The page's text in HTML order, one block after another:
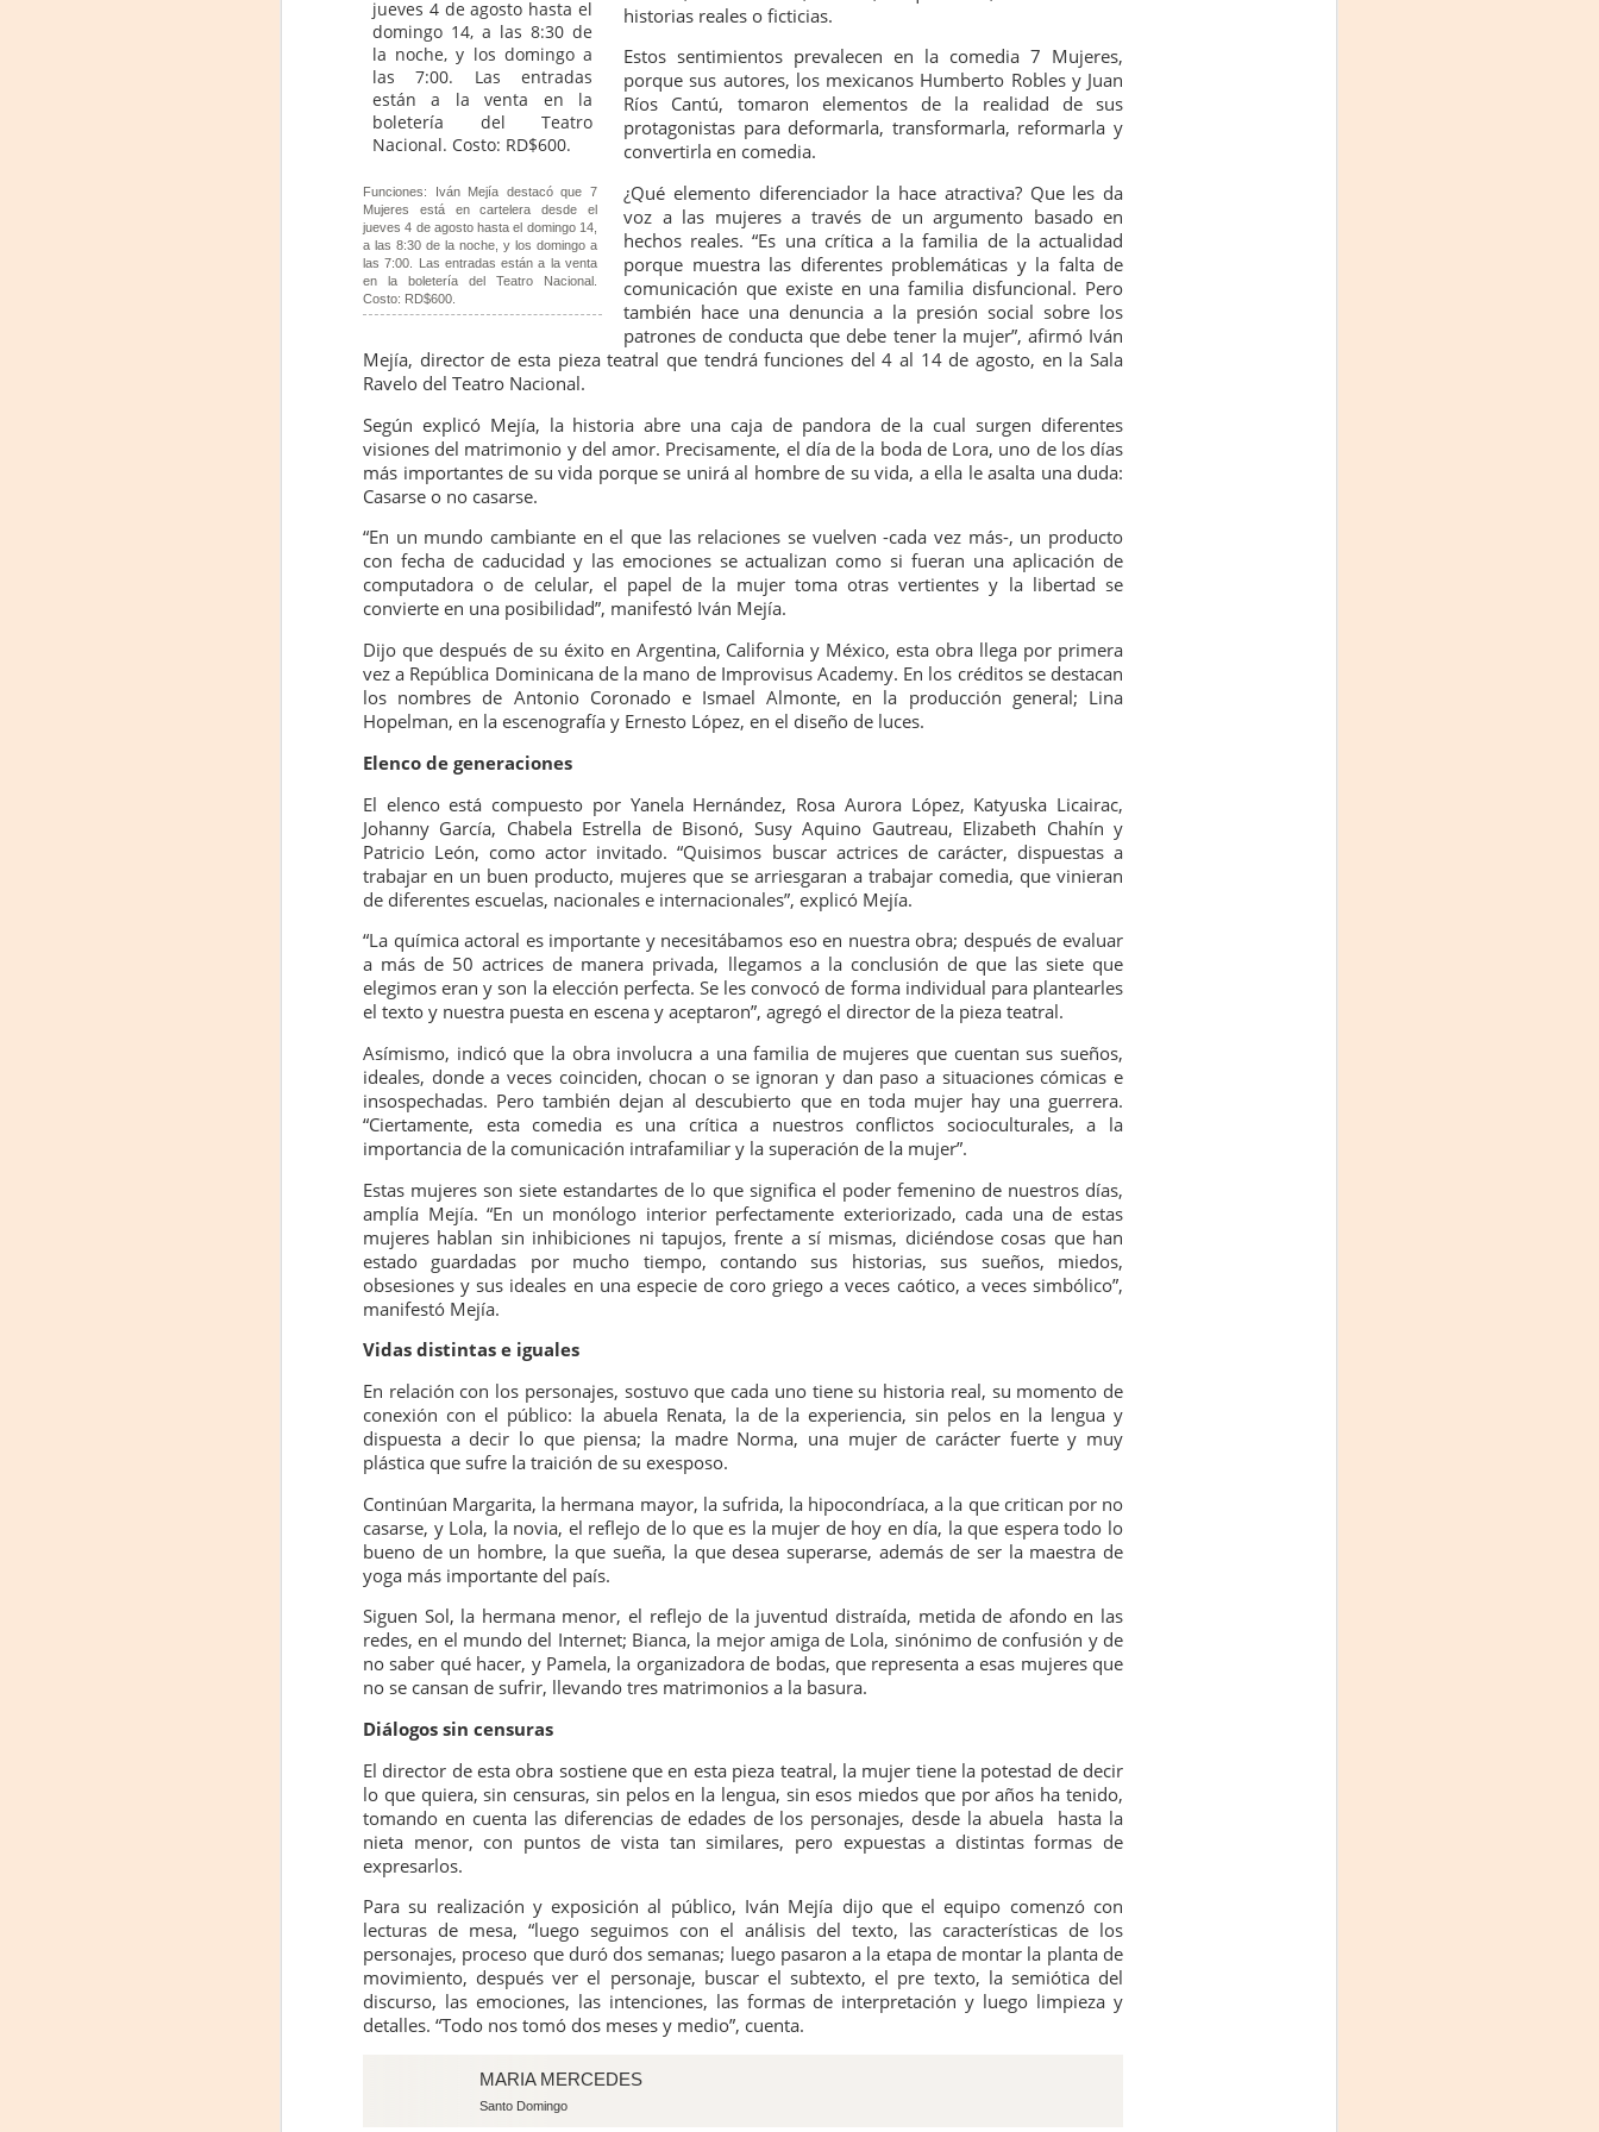
Funciones: Iván Mejía destacó que 7
Mujeres está en cartelera desde el
jueves 4 de agosto hasta el domingo 14,
a las 8:30 de la noche, y los domingo a
las 7:00. Las entradas están a la venta
en la boletería del Teatro Nacional.
Costo: RD$600.
historias reales o ficticias.
Estos sentimientos prevalecen en la comedia 7 Mujeres,
porque sus autores, los mexicanos Humberto Robles y Juan
Ríos Cantú, tomaron elementos de la realidad de sus
protagonistas para deformarla, transformarla, reformarla y
convertirla en comedia.
¿Qué elemento diferenciador la hace atractiva? Que les da
voz a las mujeres a través de un argumento basado en
hechos reales. “Es una crítica a la familia de la actualidad
porque muestra las diferentes problemáticas y la falta de
comunicación que existe en una familia disfuncional. Pero
también hace una denuncia a la presión social sobre los
patrones de conducta que debe tener la mujer”, afirmó Iván
Mejía, director de esta pieza teatral que tendrá funciones del 4 al 14 de agosto, en la Sala
Ravelo del Teatro Nacional.
Según explicó Mejía, la historia abre una caja de pandora de la cual surgen diferentes
visiones del matrimonio y del amor. Precisamente, el día de la boda de Lora, uno de los días
más importantes de su vida porque se unirá al hombre de su vida, a ella le asalta una duda:
Casarse o no casarse.
“En un mundo cambiante en el que las relaciones se vuelven -cada vez más-, un producto
con fecha de caducidad y las emociones se actualizan como si fueran una aplicación de
computadora o de celular, el papel de la mujer toma otras vertientes y la libertad se
convierte en una posibilidad”, manifestó Iván Mejía.
Dijo que después de su éxito en Argentina, California y México, esta obra llega por primera
vez a República Dominicana de la mano de Improvisus Academy. En los créditos se destacan
los nombres de Antonio Coronado e Ismael Almonte, en la producción general; Lina
Hopelman, en la escenografía y Ernesto López, en el diseño de luces.
Elenco de generaciones
El elenco está compuesto por Yanela Hernández, Rosa Aurora López, Katyuska Licairac,
Johanny García, Chabela Estrella de Bisonó, Susy Aquino Gautreau, Elizabeth Chahín y
Patricio León, como actor invitado. “Quisimos buscar actrices de carácter, dispuestas a
trabajar en un buen producto, mujeres que se arriesgaran a trabajar comedia, que vinieran
de diferentes escuelas, nacionales e internacionales”, explicó Mejía.
“La química actoral es importante y necesitábamos eso en nuestra obra; después de evaluar
a más de 50 actrices de manera privada, llegamos a la conclusión de que las siete que
elegimos eran y son la elección perfecta. Se les convocó de forma individual para plantearles
el texto y nuestra puesta en escena y aceptaron”, agregó el director de la pieza teatral.
Asímismo, indicó que la obra involucra a una familia de mujeres que cuentan sus sueños,
ideales, donde a veces coinciden, chocan o se ignoran y dan paso a situaciones cómicas e
insospechadas. Pero también dejan al descubierto que en toda mujer hay una guerrera.
“Ciertamente, esta comedia es una crítica a nuestros conflictos socioculturales, a la
importancia de la comunicación intrafamiliar y la superación de la mujer”.
Estas mujeres son siete estandartes de lo que significa el poder femenino de nuestros días,
amplía Mejía. “En un monólogo interior perfectamente exteriorizado, cada una de estas
mujeres hablan sin inhibiciones ni tapujos, frente a sí mismas, diciéndose cosas que han
estado guardadas por mucho tiempo, contando sus historias, sus sueños, miedos,
obsesiones y sus ideales en una especie de coro griego a veces caótico, a veces simbólico”,
manifestó Mejía.
Vidas distintas e iguales
En relación con los personajes, sostuvo que cada uno tiene su historia real, su momento de
conexión con el público: la abuela Renata, la de la experiencia, sin pelos en la lengua y
dispuesta a decir lo que piensa; la madre Norma, una mujer de carácter fuerte y muy
plástica que sufre la traición de su exesposo.
Continúan Margarita, la hermana mayor, la sufrida, la hipocondríaca, a la que critican por no
casarse, y Lola, la novia, el reflejo de lo que es la mujer de hoy en día, la que espera todo lo
bueno de un hombre, la que sueña, la que desea superarse, además de ser la maestra de
yoga más importante del país.
Siguen Sol, la hermana menor, el reflejo de la juventud distraída, metida de afondo en las
redes, en el mundo del Internet; Bianca, la mejor amiga de Lola, sinónimo de confusión y de
no saber qué hacer, y Pamela, la organizadora de bodas, que representa a esas mujeres que
no se cansan de sufrir, llevando tres matrimonios a la basura.
Diálogos sin censuras
El director de esta obra sostiene que en esta pieza teatral, la mujer tiene la potestad de decir
lo que quiera, sin censuras, sin pelos en la lengua, sin esos miedos que por años ha tenido,
tomando en cuenta las diferencias de edades de los personajes, desde la abuela hasta la
nieta menor, con puntos de vista tan similares, pero expuestas a distintas formas de
expresarlos.
Para su realización y exposición al público, Iván Mejía dijo que el equipo comenzó con
lecturas de mesa, “luego seguimos con el análisis del texto, las características de los
personajes, proceso que duró dos semanas; luego pasaron a la etapa de montar la planta de
movimiento, después ver el personaje, buscar el subtexto, el pre texto, la semiótica del
discurso, las emociones, las intenciones, las formas de interpretación y luego limpieza y
detalles. “Todo nos tomó dos meses y medio”, cuenta.
MARIA MERCEDES
Santo Domingo
encontrarnos, escucharnos»
Laura Azcurra regresa a Rosario con «Frida, ¡viva la vida!», que se
presentará en el Teatro de Lavardén como parte del ciclo Comentadas.
La función dará comienzo a las 19 y, a su término, se desarrollará una
charla que profundizará en la obra y figura de Kahlo. Las entradas son
gratuitas, con cupo limitado.
Salón de Plataforma Lavardén convertida en Frida Kahlo.
AUG
4
Para desandar el universo creativo de Frida Kahlo, el
ciclo “Comentadas” pasa del Gran Salón al Teatro de
Plataforma Lavardén
Será este viernes a las 19, con entrada gratuita, y la presentación de la
obra teatral "Frida ¡Viva la vida!", unipersonal de Humberto Robles,
dirigido por Julia Morgado e interpretado por Laura Azcurra
El Ciudadano. “Hay vidas que no caben en un marco ni se agotan en un
libro. Vidas que son vendaval, color, refugio y trinchera. Vidas que, aún
con el paso de los siglos, nos siguen hablando al oído.
2
25 de Julho até dia 2 de agosto
Online / gratuito
Uma Frida Kahlo lúcida, intensa e radiante toma o palco para celebrar o
Dia dos Mortos em uma festa vibrante, repleta da poesia e da
ancestralidade mexicana. Enquanto prepara um jantar para convidados
— vivos e mortos — a artista revisita sua trajetória, trazendo à cena
personagens marcantes, memórias, paixões e feridas que moldaram
sua vida e sua arte.
2
Frida Viva la Vida - Argentina
La increíble actriz 𝗟𝗮𝘂𝗿𝗮 𝗔𝘇𝗰𝘂𝗿𝗿𝗮 se pone en la piel de la
icónica Frida Kahlo en 𝙁𝙍𝙄𝘿𝘼 ¡𝙑𝙞𝙫𝙖 𝙡𝙖 𝙫𝙞𝙙𝙖!, el unipersonal
más representado en el mundo sobre la artista mexicana, de
𝗛𝘂𝗺𝗯𝗲𝗿𝘁𝗼 𝗥𝗼𝗯𝗹𝗲𝘀 y la dirección de 𝗝𝘂𝗹𝗶𝗮 𝗠𝗼𝗿𝗴𝗮𝗱𝗼.
AUG
1
Divorciadas - Monterrey
𝗘𝗹 𝗱𝗶𝘃𝗼𝗿𝗰𝗶𝗼 𝗽𝘂𝗲𝗱𝗲 𝘀𝗲𝗿 𝗲𝗹 𝗺𝗲𝗷𝗼𝗿 𝗱𝗲 𝗹𝗼𝘀 𝘁𝗿𝗶𝘂𝗻𝗳𝗼𝘀 𝘀𝗶 𝘀𝗲
𝗰𝘂𝗲𝗻𝘁𝗮 𝗰𝗼𝗻 𝗵𝘂𝗺𝗼𝗿.
Tu terapia grupal comienza este verano en Foro Blake. ¡Invita a tus
amigas y disfruten de una noche sin dramas (𝘰 𝘤𝘰𝘯 𝘮𝘶𝘤𝘩𝘰𝘴, 𝘱𝘦𝘳𝘰 𝘥𝘦
𝘭𝘰𝘴 𝘲𝘶𝘦 𝘥𝘢𝘯 𝘳𝘪𝘴𝘢)!
FECHAS: Sábados 4 y 18 de Julio / 1 de Agosto
LUGAR: Foro Blake (Ensenada #103, Col.
28
Y HUMORÍSTICA CRÍTICA SOCIAL
Por Gustavo H Cancino
Nuestros edificios como viejos amigos parecen esperar durante años el
instante preciso para revelar una vocación desconocida. Ésta vez, le
histórica de la ciudad, el cuál vivió uno de esos momentos destinados a
permanecer en la historia cultural de Los Altos de Chiapas.
21
CARTA PÚBLICA: Red de solidaridad con Brenda
Quevedo
La Jornada
Ministras y Ministros de la Suprema Corte de Justicia de la Nación;
Fiscal General de la República, Dra. Ernestina Godoy Ramos:
dirigimos a ustedes porque consideramos que el caso de Brenda
Quevedo Cruz representa una de las deudas más graves que el Estado
mexicano mantiene con la justicia, los derechos humanos y la verdad.
19
Funciones:
Sábado 11 de julio
Domingos 12 y 19 de julio
Funciones 16, 23 y 30 de mayo
6, 13, 20 y 27 de junio